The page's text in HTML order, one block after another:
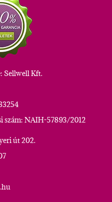
Sellwell Kft.
szám: NAIH-57893/2012
út 202.